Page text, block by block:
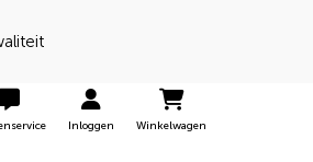
Inloggen Winkelwagen